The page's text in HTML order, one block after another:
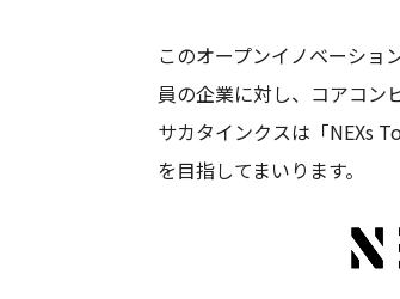
このオープンイノベーショ
員の企業に対し、コアコン
サカタインクスは「NEXs
を目指してまいります。